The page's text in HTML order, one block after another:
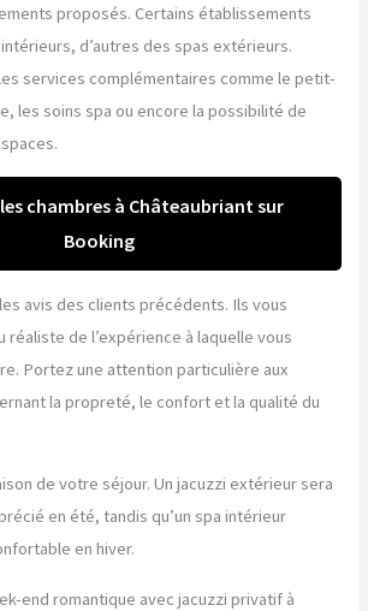
proposés. Certains établissements
d’autres des spas extérieurs.
services complémentaires comme le petit-
les soins spa ou encore la possibilité de
chambres à Châteaubriant sur
Booking
avis des clients précédents. Ils vous
réaliste de l’expérience à laquelle vous
Portez une attention particulière aux
la propreté, le confort et la qualité du
de votre séjour. Un jacuzzi extérieur sera
en été, tandis qu’un spa intérieur
en hiver.
end romantique avec jacuzzi privatif à